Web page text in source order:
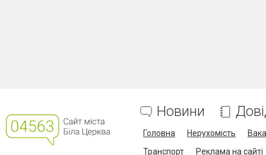
Новини
Головна Нерухомість
Транспорт
Реклама на сайті